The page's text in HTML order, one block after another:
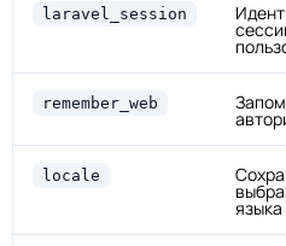
laravel_session
remember_web
locale
языка